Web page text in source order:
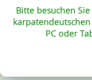
Bitte besuchen
PC oder